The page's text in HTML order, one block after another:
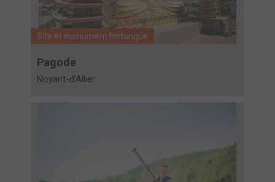
Site et monument historique
Pagode
Noyant-d'Allier